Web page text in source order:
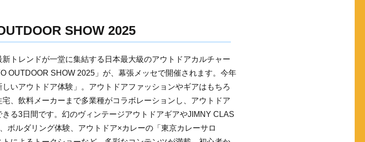
SHOW 2025
新トレンドが一堂に集結する日本最大級のアウトドアカルチャー
OUTDOOR SHOW 2025」が、幕張メッセで開催されます。今年
いアウトドア体験」。アウトドアファッションやギアはもちろ
宅、飲料メーカーまで多業種がコラボレーションし、アウトドア
きる3日間です。幻のヴィンテージアウトドアギアやJIMNY CLAS
ボルダリング体験、アウトドア×カレーの「東京カレーサロ